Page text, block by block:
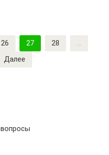
26 27 28
…
Далее